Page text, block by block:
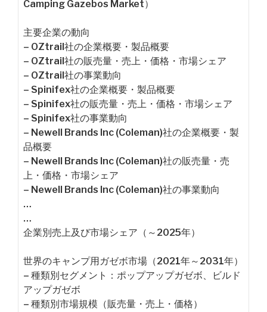
Camping Gazebos Market）
主要企業の動向
– OZtrail社の企業概要・製品概要
– OZtrail社の販売量・売上・価格・市場シェア
– OZtrail社の事業動向
– Spinifex社の企業概要・製品概要
– Spinifex社の販売量・売上・価格・市場シェア
– Spinifex社の事業動向
– Newell Brands Inc (Coleman)社の企業概要・製
品概要
– Newell Brands Inc (Coleman)社の販売量・売
上・価格・市場シェア
– Newell Brands Inc (Coleman)社の事業動向
…
…
企業別売上及び市場シェア（～2025年）
世界のキャンプ用ガゼボ市場（2021年～2031年）
– 種類別セグメント：ポップアップガゼボ、ビルド
アップガゼボ
– 種類別市場規模（販売量・売上・価格）